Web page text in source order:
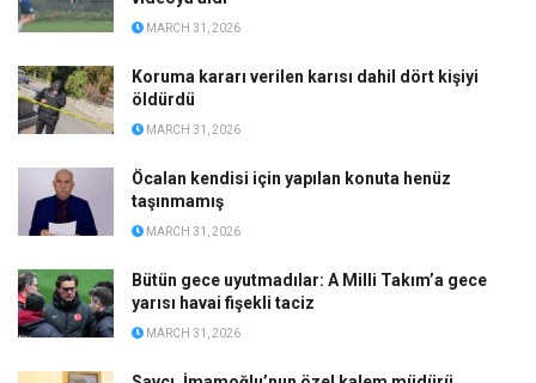
MARCH 31, 2026
Koruma kararı verilen karısı dahil dört kişiyi
öldürdü
MARCH 31, 2026
Öcalan kendisi için yapılan konuta henüz
taşınmamış
MARCH 31, 2026
Bütün gece uyutmadılar: A Milli Takım’a gece
yarısı havai fişekli taciz
MARCH 31, 2026